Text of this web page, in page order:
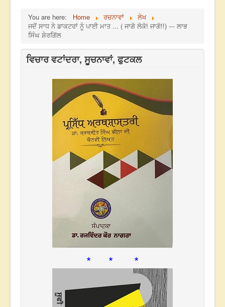
You are here: Home ਰਚਨਾਵਾਂ
ਲੇਖ
ਜਦੋਂ ਸਾਧ ਨੇ ਡਾਕਟਰਾਂ ਨੂੰ ਪਾਈ ਮਾਤ ... ( ਜਾਗੋ ਲੋਕੋ! ਜਾਗੋ!!) --- ਲਾਭ
ਸਿੰਘ ਸ਼ੇਰਗਿੱਲ
ਵਿਚਾਰ ਵਟਾਂਦਰਾ, ਸੂਚਨਾਵਾਂ, ਫੁਟਕਲ
* * *